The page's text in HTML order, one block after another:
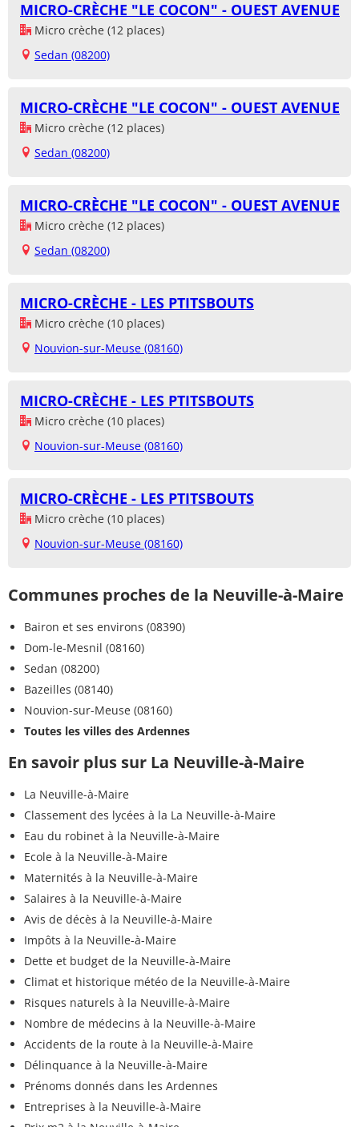
MICRO-CRÈCHE "LE COCON" - OUEST AVENUE
Micro crèche (12 places)
Sedan (08200)
MICRO-CRÈCHE "LE COCON" - OUEST AVENUE
Micro crèche (12 places)
Sedan (08200)
MICRO-CRÈCHE "LE COCON" - OUEST AVENUE
Micro crèche (12 places)
Sedan (08200)
MICRO-CRÈCHE - LES PTITSBOUTS
Micro crèche (10 places)
Nouvion-sur-Meuse (08160)
MICRO-CRÈCHE - LES PTITSBOUTS
Micro crèche (10 places)
Nouvion-sur-Meuse (08160)
MICRO-CRÈCHE - LES PTITSBOUTS
Micro crèche (10 places)
Nouvion-sur-Meuse (08160)
Communes proches de la Neuville-à-Maire
Bairon et ses environs (08390)
Dom-le-Mesnil (08160)
Sedan (08200)
Bazeilles (08140)
Nouvion-sur-Meuse (08160)
Toutes les villes des Ardennes
En savoir plus sur La Neuville-à-Maire
La Neuville-à-Maire
Classement des lycées à la La Neuville-à-Maire
Eau du robinet à la Neuville-à-Maire
Ecole à la Neuville-à-Maire
Maternités à la Neuville-à-Maire
Salaires à la Neuville-à-Maire
Avis de décès à la Neuville-à-Maire
Impôts à la Neuville-à-Maire
Dette et budget de la Neuville-à-Maire
Climat et historique météo de la Neuville-à-Maire
Risques naturels à la Neuville-à-Maire
Nombre de médecins à la Neuville-à-Maire
Accidents de la route à la Neuville-à-Maire
Délinquance à la Neuville-à-Maire
Prénoms donnés dans les Ardennes
Entreprises à la Neuville-à-Maire